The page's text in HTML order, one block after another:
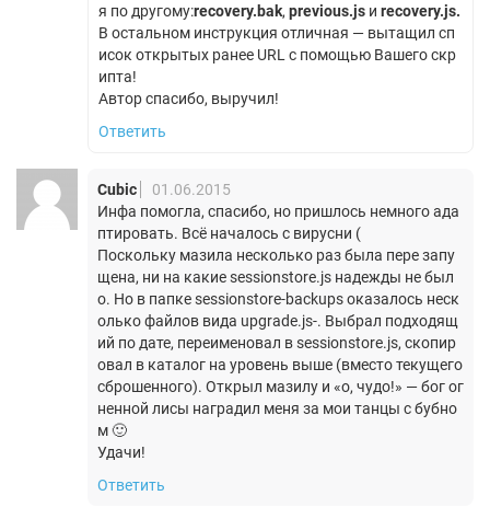
я по другому:recovery.bak, previous.js и recovery.js.
В остальном инструкция отличная — вытащил сп
исок открытых ранее URL с помощью Вашего скр
ипта!
Автор спасибо, выручил!
Ответить
Cubic
01.06.2015
Инфа помогла, спасибо, но пришлось немного ада
птировать. Всё началось с вирусни (
Поскольку мазила несколько раз была пере запу
щена, ни на какие sessionstore.js надежды не был
о. Но в папке sessionstore-backups оказалось неск
олько файлов вида upgrade.js-. Выбрал подходящ
ий по дате, переименовал в sessionstore.js, скопир
овал в каталог на уровень выше (вместо текущего
сброшенного). Открыл мазилу и «о, чудо!» — бог ог
ненной лисы наградил меня за мои танцы с бубно
м 🙂
Удачи!
Ответить